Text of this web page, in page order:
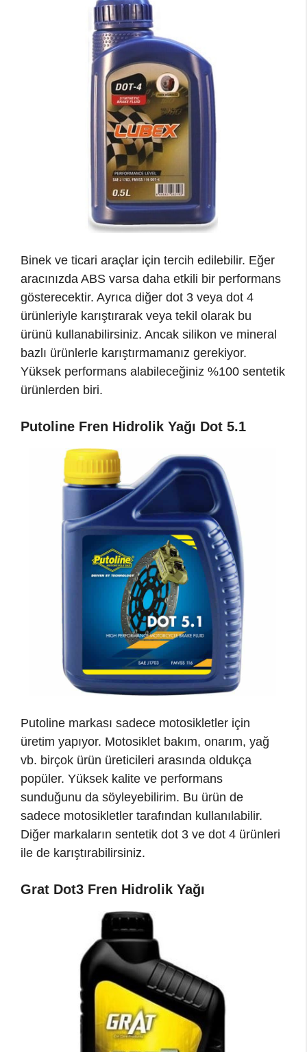
Binek ve ticari araçlar için tercih edilebilir. Eğer
aracınızda ABS varsa daha etkili bir performans
gösterecektir. Ayrıca diğer dot 3 veya dot 4
ürünleriyle karıştırarak veya tekil olarak bu
ürünü kullanabilirsiniz. Ancak silikon ve mineral
bazlı ürünlerle karıştırmamanız gerekiyor.
Yüksek performans alabileceğiniz %100 sentetik
ürünlerden biri.
Putoline Fren Hidrolik Yağı Dot 5.1
Putoline markası sadece motosikletler için
üretim yapıyor. Motosiklet bakım, onarım, yağ
vb. birçok ürün üreticileri arasında oldukça
popüler. Yüksek kalite ve performans
sunduğunu da söyleyebilirim. Bu ürün de
sadece motosikletler tarafından kullanılabilir.
Diğer markaların sentetik dot 3 ve dot 4 ürünleri
ile de karıştırabilirsiniz.
Grat Dot3 Fren Hidrolik Yağı